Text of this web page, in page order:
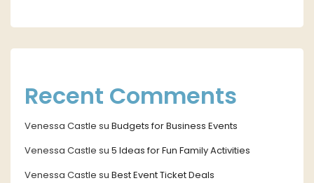
Recent Comments
Venessa Castle su Budgets for Business Events
Venessa Castle su 5 Ideas for Fun Family Activities
Venessa Castle su Best Event Ticket Deals